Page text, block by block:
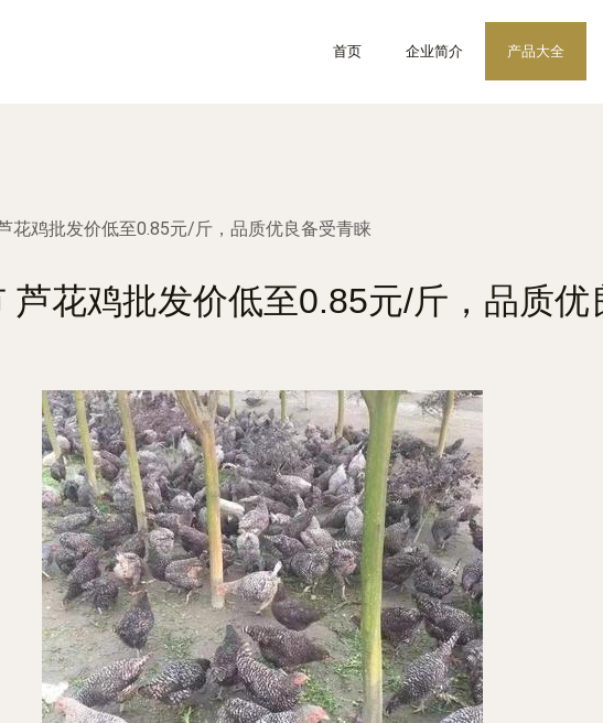
首页 企业简介 产品大全
花鸡批发价低至0.85元/斤，品质优良备受青睐
芦花鸡批发价低至0.85元/斤，品质优